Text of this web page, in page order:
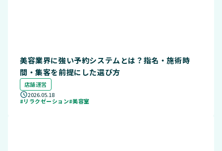
美容業界に強い予約システムとは？指名・施術時
間・集客を前提にした選び方
店舗運営
2026.05.18
#リラクゼーション#美容室